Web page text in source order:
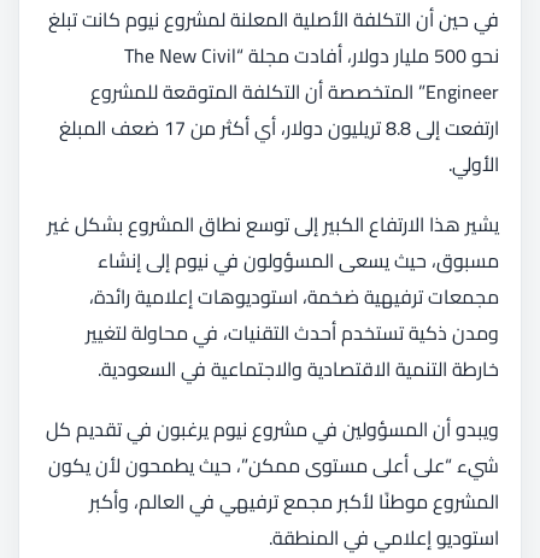
في حين أن التكلفة الأصلية المعلنة لمشروع نيوم كانت تبلغ
نحو 500 مليار دولار، أفادت مجلة “The New Civil
Engineer” المتخصصة أن التكلفة المتوقعة للمشروع
ارتفعت إلى 8.8 تريليون دولار، أي أكثر من 17 ضعف المبلغ
الأولي.
يشير هذا الارتفاع الكبير إلى توسع نطاق المشروع بشكل غير
مسبوق، حيث يسعى المسؤولون في نيوم إلى إنشاء
مجمعات ترفيهية ضخمة، استوديوهات إعلامية رائدة،
ومدن ذكية تستخدم أحدث التقنيات، في محاولة لتغيير
خارطة التنمية الاقتصادية والاجتماعية في السعودية.
ويبدو أن المسؤولين في مشروع نيوم يرغبون في تقديم كل
شيء “على أعلى مستوى ممكن”، حيث يطمحون لأن يكون
المشروع موطنًا لأكبر مجمع ترفيهي في العالم، وأكبر
استوديو إعلامي في المنطقة.